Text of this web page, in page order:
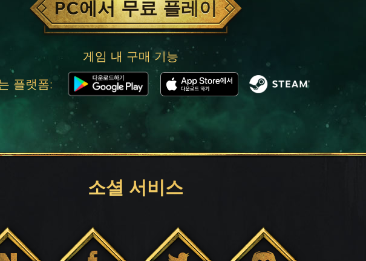
PC에서 무료 플레이
게임 내 구매 기능
플랫폼:
소셜 서비스